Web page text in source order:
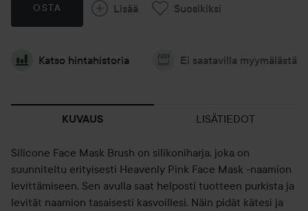
OSTA Lisää Suosikiksi
Katso hintahistoria Ei saatavilla myymälästä
KUVAUS LISÄTIEDOT
Silicone Face Mask Brush on silikoniharja, joka on
suunniteltu erityisesti Heavenly Pink Face Mask -naamion
levittämiseen. Sen avulla saat helposti tuotteen purkista ja
levität naamion tasaisesti kasvoillesi. Näin pidät kätesi ja